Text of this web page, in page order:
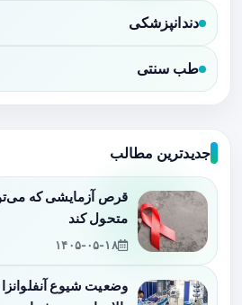
دندانپزشکی
طب سنتی
جدیدترین مطالب
متحول کند
۱۴۰۵-۰۵-۱۸
وضعیت شیوع